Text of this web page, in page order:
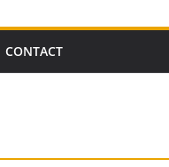
CONTACT